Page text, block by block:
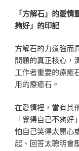
「方解石」的愛
夠好」的印記
方解石的力道強而
問題的真正核心，
工作者重要的療癒
用的療癒石。
在愛情裡，當有其
「覺得自己不夠
怕自己笑得太開心
起、回答太聰明會